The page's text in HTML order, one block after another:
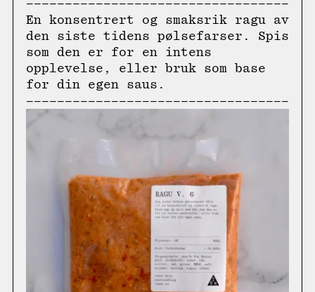
En konsentrert og smaksrik ragu av
den siste tidens pølsefarser. Spis
som den er for en intens
opplevelse, eller bruk som base
for din egen saus.